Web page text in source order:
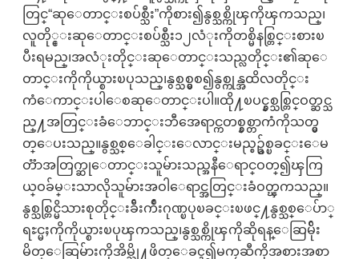
တြင္“ဆုေတာင္းစပ်စ္သီး”ကိုစား၍နွစ္သစ္ကိုၾကိုၾကသည္၊
လူတို္င္းဆုေတာင္းစပ်စ္သီး၁၂လံုးကိုတစ္မိနစ္တြင္းစားၿ
ပီးရမည္၊အလံုးတိုင္းဆုေတာင္းသည္လတိုင္း၏ဆုေ
တာင္းကိုကိုယ္စားၿပုသည္၊နွစ္သစ္မွစ၍နွစ္ကုန္အထိလတိုင္း
ကံေကာင္းပါေစဆုေတာင္းပါ။ထို႔ၿပင္နွစ္သစ္တြင္ဝတ္ဆင္သ
ည္႔အတြင္းခံေဘာင္းဘီအေရာင္ကတစ္နွစ္တာကံကိုသတ္မွ
တ္ေပးသည္။နွစ္သစ္ေခါင္းေလာင္းမည္စဥ္ခ်စ္ၿခင္းေမ
တၱာအတြက္ဆုေတာင္းသူမ်ားသည္အနီေရာင္ဝတ္၍ၾကြ
ယ္ဝခ်မ္းသာလိုသူမ်ားအဝါေရာင္အတြင္းခံဝတ္ၾကသည္။
နွစ္သစ္တြင္မိသားစုတိုင္းခ်ီးက်ဳးဂုဏ္ၿပုၿခင္းၿဖင္႔နွစ္သစ္ေပ်ာ္
ရႊင္မႈကိုကိုယ္စားၿပုၾကသည္၊နွစ္သစ္ကိုၾကိုဆိုရန္ေဆြမ်ိုး
မိတ္ေဆြမ်ားကိုအိမ္သို႔ဖိတ္ေခၚ၍မကၠဆီကိုအစားအစာ